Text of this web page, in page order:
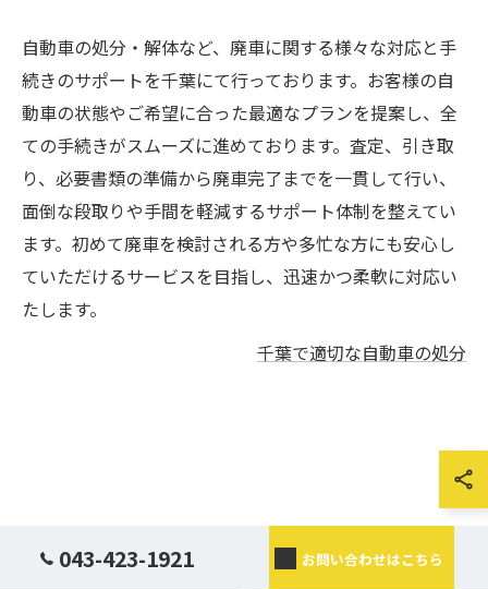
自動車の処分・解体など、廃車に関する様々な対応と手
続きのサポートを千葉にて行っております。お客様の自
動車の状態やご希望に合った最適なプランを提案し、全
ての手続きがスムーズに進めております。査定、引き取
り、必要書類の準備から廃車完了までを一貫して行い、
面倒な段取りや手間を軽減するサポート体制を整えてい
ます。初めて廃車を検討される方や多忙な方にも安心し
ていただけるサービスを目指し、迅速かつ柔軟に対応い
たします。
千葉で適切な自動車の処分
043-423-1921 お問い合わせはこちら